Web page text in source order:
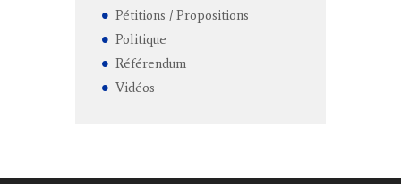
Pétitions / Propositions
Politique
Référendum
Vidéos